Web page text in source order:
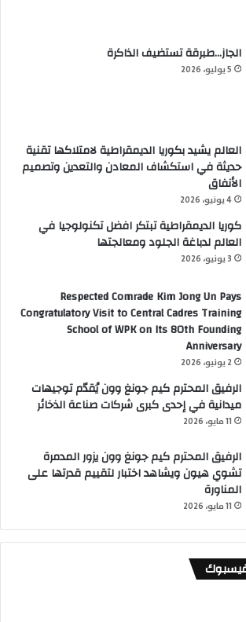
الجاز…طبرقة تستضيف الذاكرة
5 يوليو، 2026
العالم يشيد بكوريا الديمقراطية لامتلاكها تقنية
حديثة في استكشاف المعادن والتعدين وتصميم
الأنفاق
4 يونيو، 2026
كوريا الديمقراطية تبتكر افضل تكنولوجيا في
العالم لدباغة الجلود ومعالجتها
3 يونيو، 2026
Respected Comrade Kim Jong Un Pays
Congratulatory Visit to Central Cadres Training
School of WPK on Its 80th Founding
Anniversary
2 يونيو، 2026
الرفيق المحترم كيم جونغ وون يُقدّم توجيهات
ميدانية في إحدى كبرى شركات صناعة الذخائر
11 مايو، 2026
الرفيق المحترم كيم جونغ وون يزور المدمرة
تشوي هيون ويشاهد اختبار لتقييم قدرتها على
المناورة
11 مايو، 2026